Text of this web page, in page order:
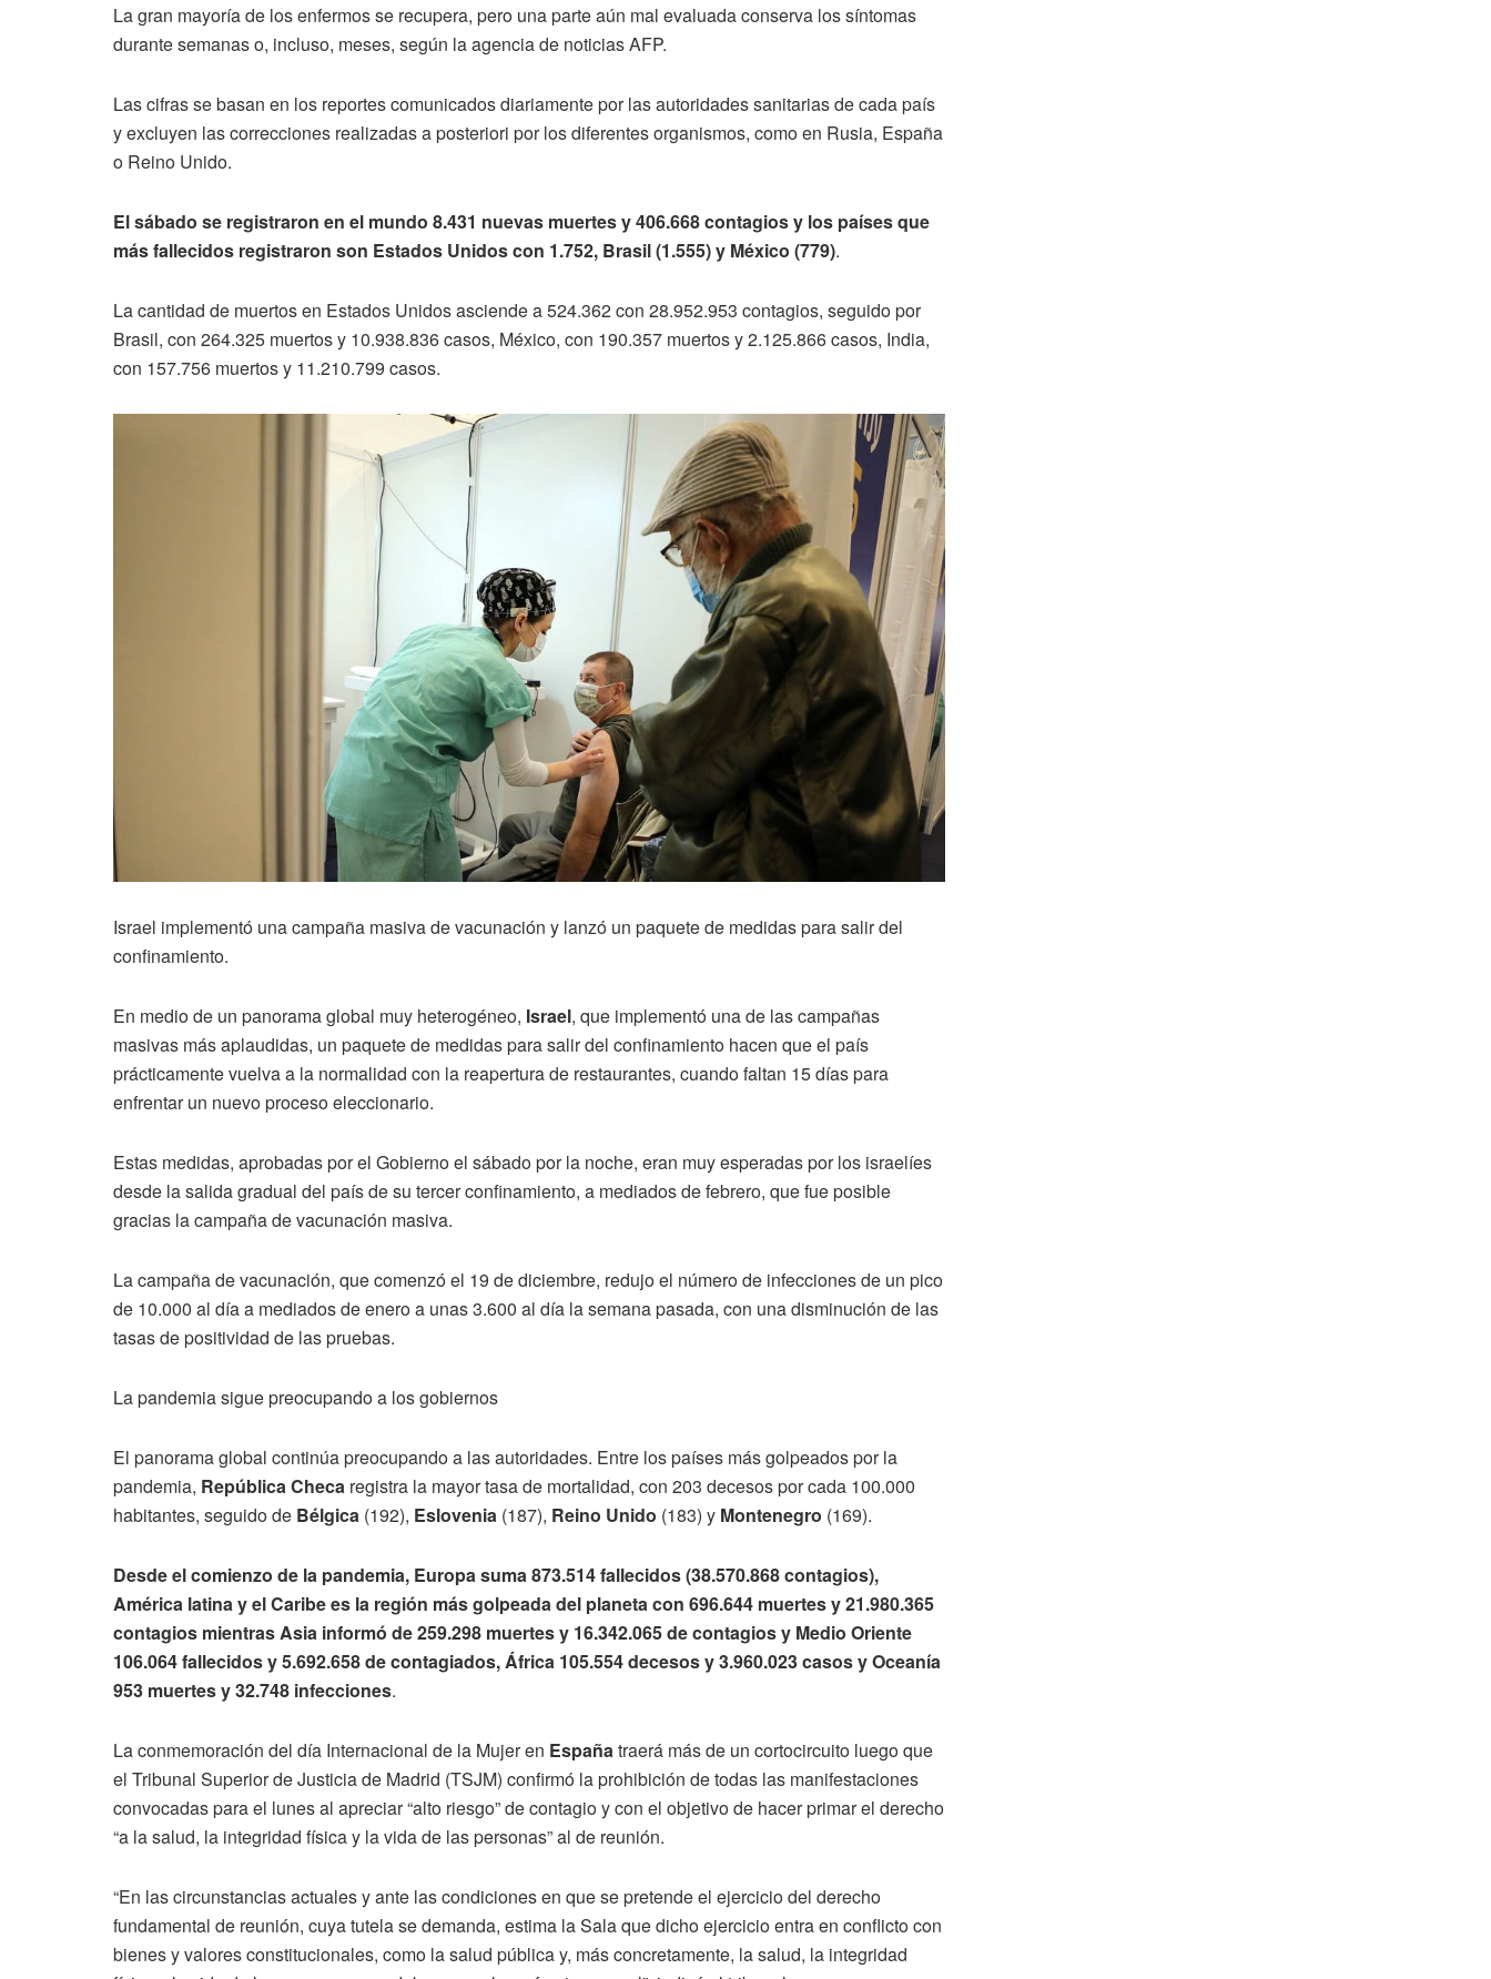
La gran mayoría de los enfermos se recupera, pero una parte aún mal evaluada conserva los síntomas
durante semanas o, incluso, meses, según la agencia de noticias AFP.
Las cifras se basan en los reportes comunicados diariamente por las autoridades sanitarias de cada país
y excluyen las correcciones realizadas a posteriori por los diferentes organismos, como en Rusia, España
o Reino Unido.
El sábado se registraron en el mundo 8.431 nuevas muertes y 406.668 contagios y los países que
más fallecidos registraron son Estados Unidos con 1.752, Brasil (1.555) y México (779).
La cantidad de muertos en Estados Unidos asciende a 524.362 con 28.952.953 contagios, seguido por
Brasil, con 264.325 muertos y 10.938.836 casos, México, con 190.357 muertos y 2.125.866 casos, India,
con 157.756 muertos y 11.210.799 casos.
Israel implementó una campaña masiva de vacunación y lanzó un paquete de medidas para salir del
confinamiento.
En medio de un panorama global muy heterogéneo, Israel, que implementó una de las campañas
masivas más aplaudidas, un paquete de medidas para salir del confinamiento hacen que el país
prácticamente vuelva a la normalidad con la reapertura de restaurantes, cuando faltan 15 días para
enfrentar un nuevo proceso eleccionario.
Estas medidas, aprobadas por el Gobierno el sábado por la noche, eran muy esperadas por los israelíes
desde la salida gradual del país de su tercer confinamiento, a mediados de febrero, que fue posible
gracias la campaña de vacunación masiva.
La campaña de vacunación, que comenzó el 19 de diciembre, redujo el número de infecciones de un pico
de 10.000 al día a mediados de enero a unas 3.600 al día la semana pasada, con una disminución de las
tasas de positividad de las pruebas.
La pandemia sigue preocupando a los gobiernos
El panorama global continúa preocupando a las autoridades. Entre los países más golpeados por la
pandemia, República Checa registra la mayor tasa de mortalidad, con 203 decesos por cada 100.000
habitantes, seguido de Bélgica (192), Eslovenia (187), Reino Unido (183) y Montenegro (169).
Desde el comienzo de la pandemia, Europa suma 873.514 fallecidos (38.570.868 contagios),
América latina y el Caribe es la región más golpeada del planeta con 696.644 muertes y 21.980.365
contagios mientras Asia informó de 259.298 muertes y 16.342.065 de contagios y Medio Oriente
106.064 fallecidos y 5.692.658 de contagiados, África 105.554 decesos y 3.960.023 casos y Oceanía
953 muertes y 32.748 infecciones.
La conmemoración del día Internacional de la Mujer en Españatraerá más de un cortocircuito luego que
el Tribunal Superior de Justicia de Madrid (TSJM) confirmó la prohibición de todas las manifestaciones
convocadas para el lunes al apreciar “alto riesgo” de contagio y con el objetivo de hacer primar el derecho
“a la salud, la integridad física y la vida de las personas” al de reunión.
“En las circunstancias actuales y ante las condiciones en que se pretende el ejercicio del derecho
fundamental de reunión, cuya tutela se demanda, estima la Sala que dicho ejercicio entra en conflicto con
bienes y valores constitucionales, como la salud pública y, más concretamente, la salud, la integridad